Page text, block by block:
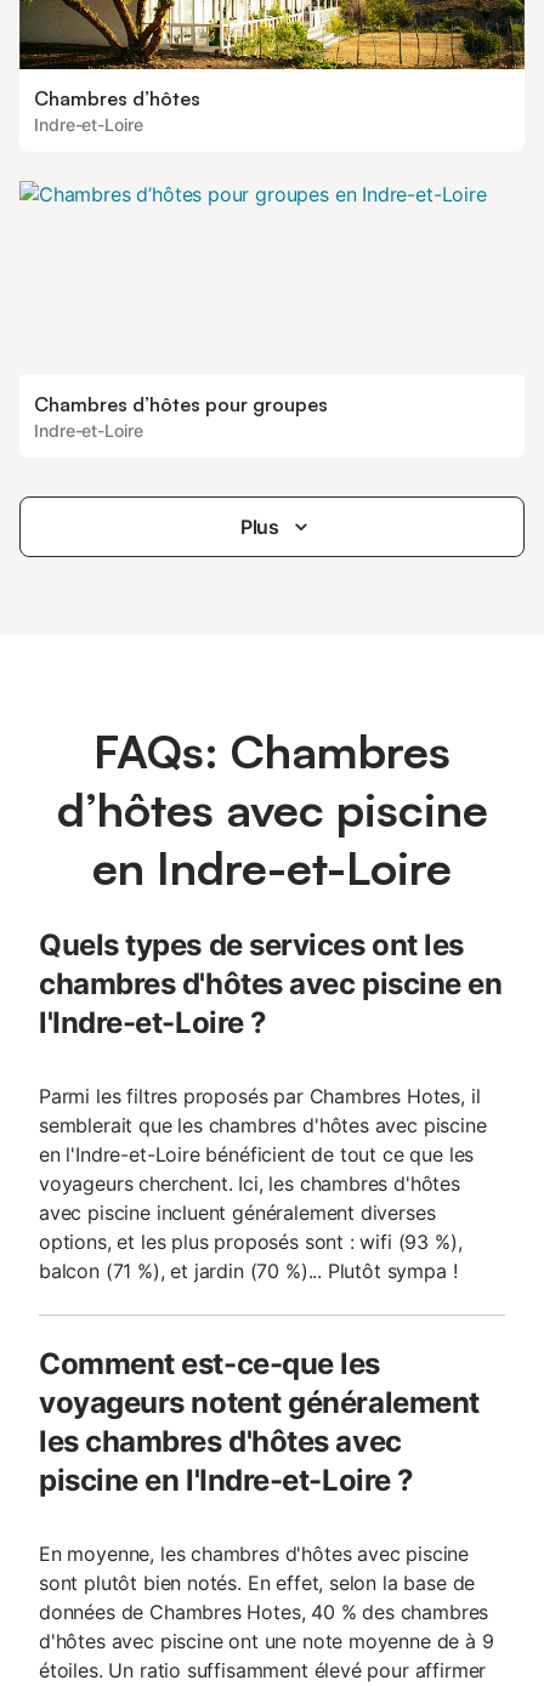
Chambres d’hôtes
Indre-et-Loire
Chambres d’hôtes pour groupes
Indre-et-Loire
Plus
FAQs: Chambres
d’hôtes avec piscine
en Indre-et-Loire
Quels types de services ont les
chambres d'hôtes avec piscine en
l'Indre-et-Loire ?
Parmi les filtres proposés par Chambres Hotes, il
semblerait que les chambres d'hôtes avec piscine
en l'Indre-et-Loire bénéficient de tout ce que les
voyageurs cherchent. Ici, les chambres d'hôtes
avec piscine incluent généralement diverses
options, et les plus proposés sont : wifi (93 %),
balcon (71 %), et jardin (70 %)... Plutôt sympa !
Comment est-ce-que les
voyageurs notent généralement
les chambres d'hôtes avec
piscine en l'Indre-et-Loire ?
En moyenne, les chambres d'hôtes avec piscine
sont plutôt bien notés. En effet, selon la base de
données de Chambres Hotes, 40 % des chambres
d'hôtes avec piscine ont une note moyenne de à 9
étoiles. Un ratio suffisamment élevé pour affirmer